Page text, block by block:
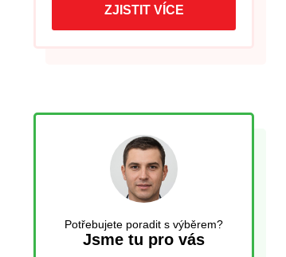
ZJISTIT VÍCE
Potřebujete poradit s výběrem?
Jsme tu pro vás